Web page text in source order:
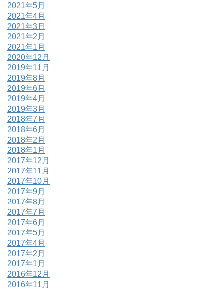
2021年5月
2021年4月
2021年3月
2021年2月
2021年1月
2020年12月
2019年11月
2019年8月
2019年6月
2019年4月
2019年3月
2018年7月
2018年6月
2018年2月
2018年1月
2017年12月
2017年11月
2017年10月
2017年9月
2017年8月
2017年7月
2017年6月
2017年5月
2017年4月
2017年2月
2017年1月
2016年12月
2016年11月